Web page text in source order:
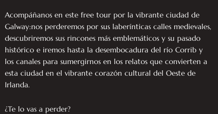
Acompáñanos en este free tour por la vibrante ciudad de
Galway:nos perderemos por sus laberínticas calles medievales,
descubriremos sus rincones más emblemáticos y su pasado
histórico e iremos hasta la desembocadura del río Corrib y
los canales para sumergirnos en los relatos que convierten a
esta ciudad en el vibrante corazón cultural del Oeste de
Irlanda.
¿Te lo vas a perder?